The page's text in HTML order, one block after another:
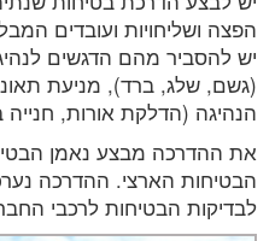
הפצה ושליחויות ועובדים
יש להסביר מהם הדגשים
(גשם, שלג, ברד), מניעת
הנהיגה (הדלקת אורות,
את ההדרכה מבצע נאמן
הבטיחות הארצי. ההדרכה
לבדיקות הבטיחות לרכבי